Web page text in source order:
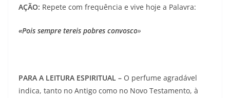
AÇÃO: Repete com frequência e vive hoje a Palavra:
«Pois sempre tereis pobres convosco»
PARA A LEITURA ESPIRITUAL – O perfume agradável
indica, tanto no Antigo como no Novo Testamento, à